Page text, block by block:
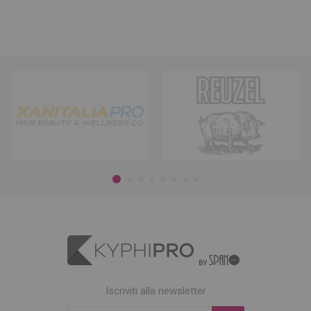
Iscriviti alla newsletter